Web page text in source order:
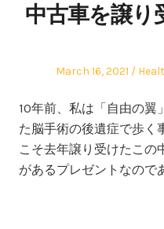
中古車を譲り
Posted
March 16, 2021
10年前、私は「自由の翼
た脳手術の後遺症で歩く
こそ去年譲り受けたこの
があるプレゼントなので